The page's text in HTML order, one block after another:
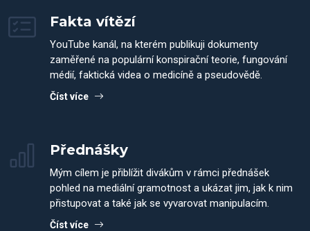
Fakta vítězí
YouTube kanál, na kterém publikuji dokumenty
zaměřené na populární konspirační teorie, fungování
médií, faktická videa o medicíně a pseudovědě.
Číst více
Přednášky
Mým cílem je přiblížit divákům v rámci přednášek
pohled na mediální gramotnost a ukázat jim, jak k nim
přistupovat a také jak se vyvarovat manipulacím.
Číst více